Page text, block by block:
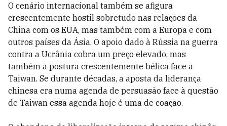
O cenário internacional também se afigura
crescentemente hostil sobretudo nas relações da
China com os EUA, mas também com a Europa e com
outros países da Ásia. O apoio dado à Rússia na guerra
contra a Ucrânia cobra um preço elevado, mas
também a postura crescentemente bélica face a
Taiwan. Se durante décadas, a aposta da liderança
chinesa era numa agenda de persuasão face à questão
de Taiwan essa agenda hoje é uma de coação.